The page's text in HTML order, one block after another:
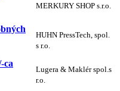
MERKURY SHOP s.r.o.
HUHN PressTech, spol.
s r.o.
ca
Lugera & Maklér spol.s
r.o.